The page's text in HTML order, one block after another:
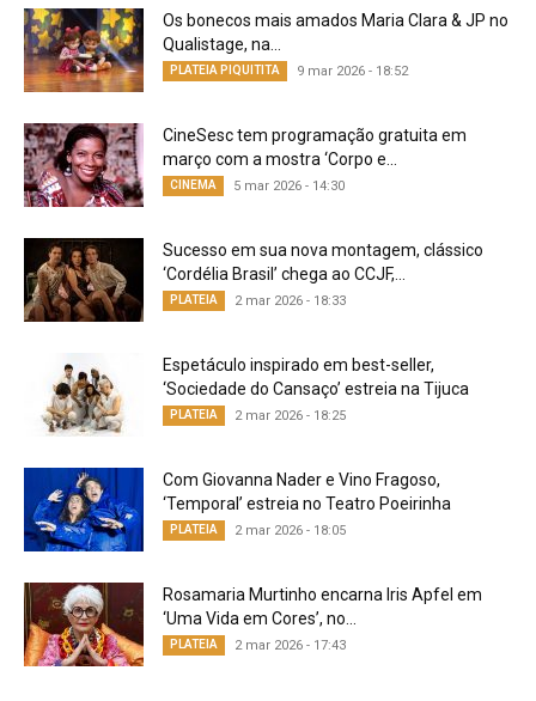
Os bonecos mais amados Maria Clara & JP no
Qualistage, na...
PLATEIA PIQUITITA 9 mar 2026 - 18:52
CineSesc tem programação gratuita em
março com a mostra ‘Corpo e...
CINEMA 5 mar 2026 - 14:30
Sucesso em sua nova montagem, clássico
‘Cordélia Brasil’ chega ao CCJF,...
PLATEIA 2 mar 2026 - 18:33
Espetáculo inspirado em best-seller,
‘Sociedade do Cansaço’ estreia na Tijuca
PLATEIA 2 mar 2026 - 18:25
Com Giovanna Nader e Vino Fragoso,
‘Temporal’ estreia no Teatro Poeirinha
PLATEIA 2 mar 2026 - 18:05
Rosamaria Murtinho encarna Iris Apfel em
‘Uma Vida em Cores’, no...
PLATEIA 2 mar 2026 - 17:43